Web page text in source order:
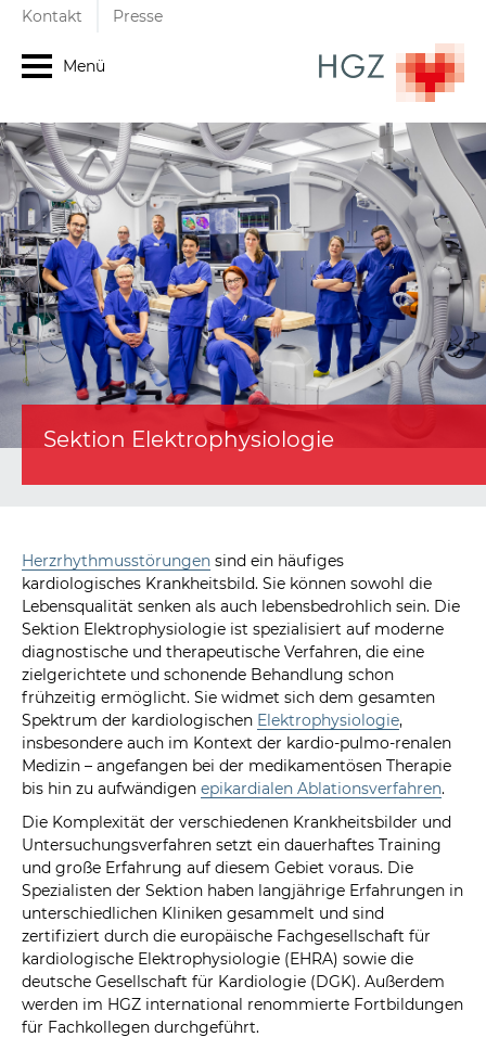
Kontakt Presse
Menü
Sektion Elektrophysiologie
Herzrhythmusstörungen sind ein häufiges
kardiologisches Krankheitsbild. Sie können sowohl die
Lebensqualität senken als auch lebensbedrohlich sein. Die
Sektion Elektrophysiologie ist spezialisiert auf moderne
diagnostische und therapeutische Verfahren, die eine
zielgerichtete und schonende Behandlung schon
frühzeitig ermöglicht. Sie widmet sich dem gesamten
Spektrum der kardiologischen Elektrophysiologie,
insbesondere auch im Kontext der kardio-pulmo-renalen
Medizin – angefangen bei der medikamentösen Therapie
bis hin zu aufwändigen epikardialen Ablationsverfahren.
Die Komplexität der verschiedenen Krankheitsbilder und
Untersuchungsverfahren setzt ein dauerhaftes Training
und große Erfahrung auf diesem Gebiet voraus. Die
Spezialisten der Sektion haben langjährige Erfahrungen in
unterschiedlichen Kliniken gesammelt und sind
zertifiziert durch die europäische Fachgesellschaft für
kardiologische Elektrophysiologie (EHRA) sowie die
deutsche Gesellschaft für Kardiologie (DGK). Außerdem
werden im HGZ international renommierte Fortbildungen
für Fachkollegen durchgeführt.